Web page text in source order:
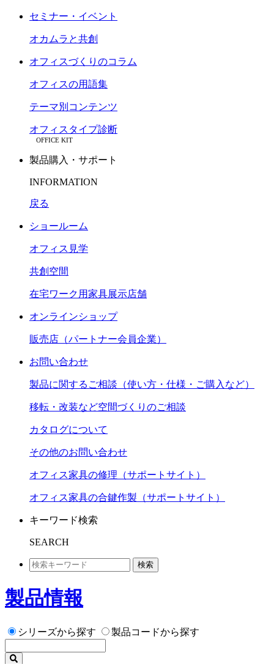
セミナー・イベント
オカムラと共創
オフィスづくりのコラム
オフィスの用語集
テーマ別コンテンツ
オフィスタイプ診断
OFFICE KIT
製品購入・サポート
INFORMATION
戻る
ショールーム
オフィス見学
共創空間
在宅ワーク用家具展示店舗
オンラインショップ
販売店（パートナー会員企業）
お問い合わせ
製品に関するご相談（使い方・仕様・ご購入など）
移転・改装など空間づくりのご相談
カタログについて
その他のお問い合わせ
オフィス家具の修理（サポートサイト）
オフィス家具の合鍵作製（サポートサイト）
キーワード検索
SEARCH
検索
製品情報
シリーズから探す 製品コードから探す